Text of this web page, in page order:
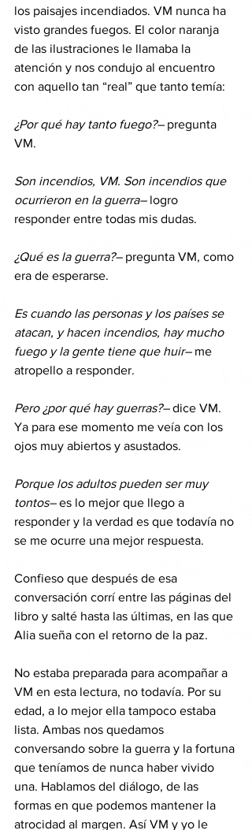
los paisajes incendiados. VM nunca ha
visto grandes fuegos. El color naranja
de las ilustraciones le llamaba la
atención y nos condujo al encuentro
con aquello tan “real” que tanto temía:
¿Por qué hay tanto fuego?– pregunta
VM.
Son incendios, VM. Son incendios que
ocurrieron en la guerra– logro
responder entre todas mis dudas.
¿Qué es la guerra?– pregunta VM, como
era de esperarse.
Es cuando las personas y los países se
atacan, y hacen incendios, hay mucho
fuego y la gente tiene que huir– me
atropello a responder.
Pero ¿por qué hay guerras?– dice VM.
Ya para ese momento me veía con los
ojos muy abiertos y asustados.
Porque los adultos pueden ser muy
tontos– es lo mejor que llego a
responder y la verdad es que todavía no
se me ocurre una mejor respuesta.
Confieso que después de esa
conversación corrí entre las páginas del
libro y salté hasta las últimas, en las que
Alia sueña con el retorno de la paz.
No estaba preparada para acompañar a
VM en esta lectura, no todavía. Por su
edad, a lo mejor ella tampoco estaba
lista. Ambas nos quedamos
conversando sobre la guerra y la fortuna
que teníamos de nunca haber vivido
una. Hablamos del diálogo, de las
formas en que podemos mantener la
atrocidad al margen. Así VM y yo le